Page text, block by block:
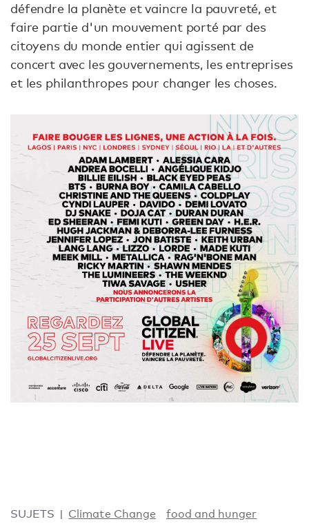
défendre la planète et vaincre la pauvreté, et
faire partie d'un mouvement porté par des
citoyens du monde entier qui agissent de
concert avec les gouvernements, les entreprises
et les philanthropes pour changer les choses.
SUJETS Climate Change food and hunger